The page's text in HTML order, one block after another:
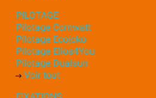
PILOTAGE
Pilotage Comwatt
Pilotage Ecojoko
Pilotage Elios4You
Pilotage Dualsun
Voir tout